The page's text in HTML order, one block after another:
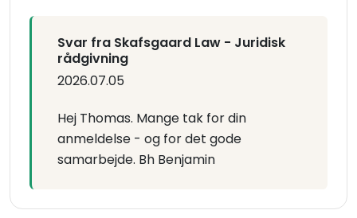
Svar fra Skafsgaard Law - Juridisk
rådgivning
2026.07.05
Hej Thomas. Mange tak for din
anmeldelse - og for det gode
samarbejde. Bh Benjamin